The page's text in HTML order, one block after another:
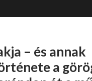
KT
Ó Kar
– és annak
a